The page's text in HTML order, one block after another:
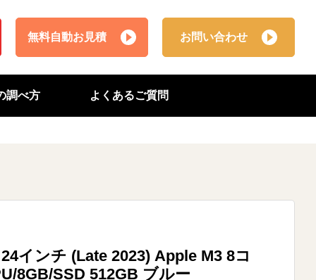
無料自動お見積 お問い合わせ
調べ方 よくあるご質問
インチ (Late 2023) Apple M3 8コ
8GB/SSD 512GB ブルー